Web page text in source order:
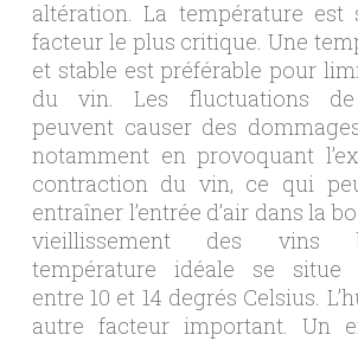
altération. La température est
facteur le plus critique. Une
et stable est préférable pour
du vin. Les fluctuations de
peuvent causer des
notamment en provoquant
contraction du vin, ce qui
entraîner l’entrée d’air dans la
vieillissement des vins
température idéale se situe
entre 10 et 14 degrés Celsius.
autre facteur important. Un